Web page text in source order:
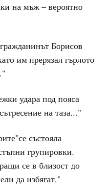
на мъж – вероятно
Борисов
им прерязал гърлото
удара под пояса
на таза..."
състояла
групировки.
се в близост до
да избягат."